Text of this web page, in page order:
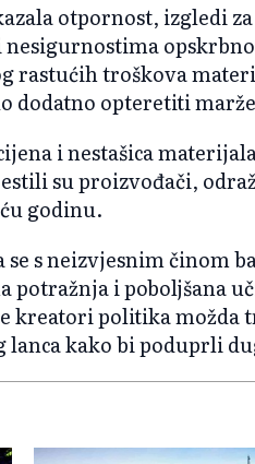
otpornost, izgledi
rastućih troškova
dodatno opteretiti
i nestašica
su proizvođači,
godinu.
se s neizvjesnim činom
potražnja i poboljšana
kreatori politika možda
kako bi poduprli